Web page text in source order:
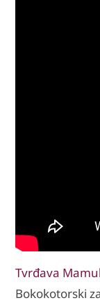
Tvrđava
Bokokotorski